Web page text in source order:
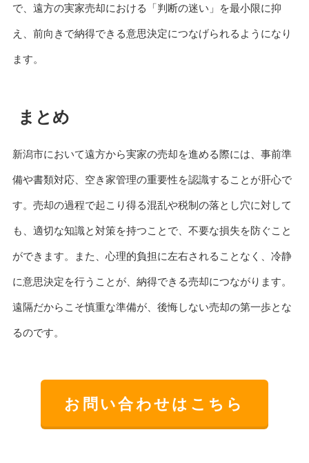
で、遠方の実家売却における「判断の迷い」を最小限に抑
え、前向きで納得できる意思決定につなげられるようになり
ます。
まとめ
新潟市において遠方から実家の売却を進める際には、事前準
備や書類対応、空き家管理の重要性を認識することが肝心で
す。売却の過程で起こり得る混乱や税制の落とし穴に対して
も、適切な知識と対策を持つことで、不要な損失を防ぐこと
ができます。また、心理的負担に左右されることなく、冷静
に意思決定を行うことが、納得できる売却につながります。
遠隔だからこそ慎重な準備が、後悔しない売却の第一歩とな
るのです。
お問い合わせはこちら